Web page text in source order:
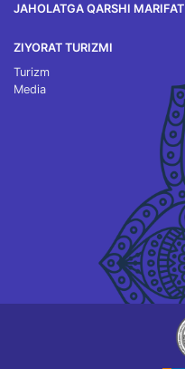
JAHOLATGA QARSHI MARIFAT
ZIYORAT TURIZMI
Turizm
Media